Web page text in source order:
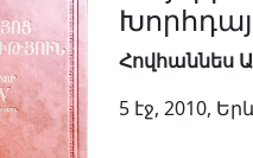
Հովհաննես
5 էջ, 2010,